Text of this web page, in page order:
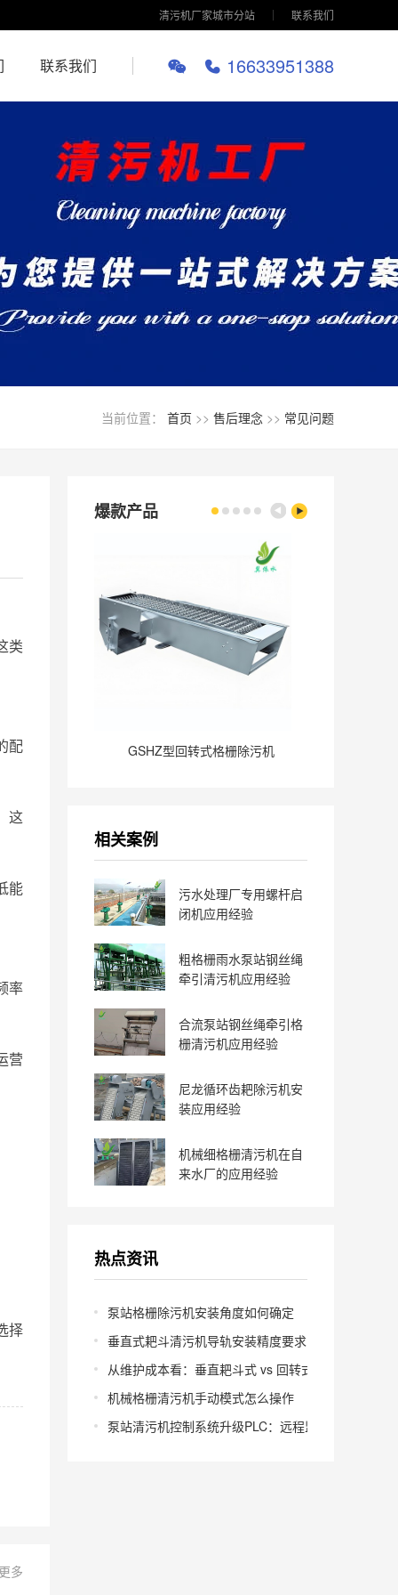
清污机厂家城市分站 联系我们
16633951388
联系我们
当前位置： 首页 >> 售后理念 >> 常见问题
类
配
这
能
率
营
择
多
爆款产品
GSHZ型回转式格栅除污机
相关案例
污水处理厂专用螺杆启
闭机应用经验
粗格栅雨水泵站钢丝绳
牵引清污机应用经验
合流泵站钢丝绳牵引格
栅清污机应用经验
尼龙循环齿耙除污机安
装应用经验
机械细格栅清污机在自
来水厂的应用经验
热点资讯
泵站格栅除污机安装角度如何确定
垂直式耙斗清污机导轨安装精度要求多少
从维护成本看：垂直耙斗式 vs 回转式怎么选
机械格栅清污机手动模式怎么操作
泵站清污机控制系统升级PLC：远程监控怎么实现？